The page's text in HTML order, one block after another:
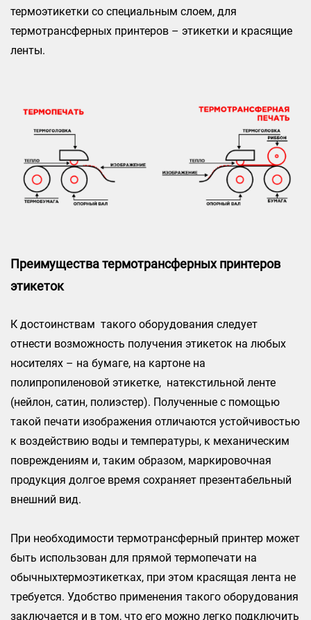
термоэтикетки со специальным слоем, для
термотрансферных принтеров – этикетки и красящие
ленты.
Преимущества термотрансферных принтеров
этикеток
К достоинствам такого оборудования следует
отнести возможность получения этикеток на любых
носителях – на бумаге, на картоне на
полипропиленовой этикетке, натекстильной ленте
(нейлон, сатин, полиэстер). Полученные с помощью
такой печати изображения отличаются устойчивостью
к воздействию воды и температуры, к механическим
повреждениям и, таким образом, маркировочная
продукция долгое время сохраняет презентабельный
внешний вид.
При необходимости термотрансферный принтер может
быть использован для прямой термопечати на
обычныхтермоэтикетках, при этом красящая лента не
требуется. Удобство применения такого оборудования
заключается и в том, что его можно легко подключить